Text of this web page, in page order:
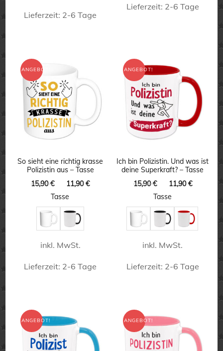
Lieferzeit: 2-6 Tage
mehrere
Varianten
auf.
Die
Optionen
können
auf
der
Produktseite
gewählt
Lieferzeit: 2-6 Tage
mehrere
Varianten
auf.
Die
Optionen
auf
der
Produktseite
gewählt
werden
ANGEBOT!
So sieht eine richtig krasse
Polizistin aus – Tasse
15,90€
Ursprünglicher
Preis
15,90 €
11,90€
Tasse
inkl. MwSt.
Lieferzeit: 2-6 Tage
weist
mehrere
Varianten
ANGEBOT!
Ich bin Polizistin. Und was ist
deine Superkraft? – Tasse
15,90€
Ursprünglicher
Preis
15,90 €
11,90€
Tasse
inkl. MwSt.
Lieferzeit: 2-6 Tage
weist
mehrere
Varianten
ANGEBOT! ANGEBOT!